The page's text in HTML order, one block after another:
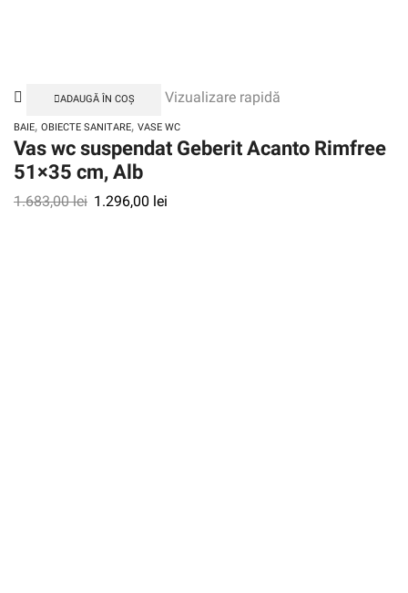
ADAUGĂ ÎN COȘ Vizualizare rapidă
BAIE, OBIECTE SANITARE, VASE WC
Vas wc suspendat Geberit Acanto Rimfree
51×35 cm, Alb
1.683,00lei 1.296,00 lei